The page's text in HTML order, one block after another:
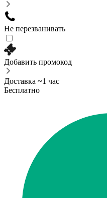
Не перезванивать
Добавить промокод
Доставка ~1 час
Бесплатно